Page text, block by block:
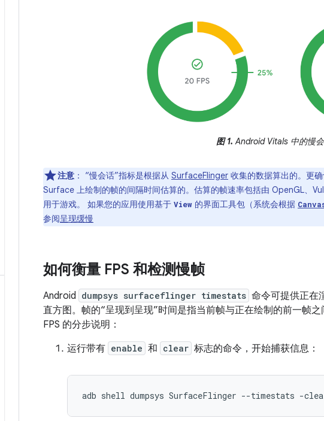
图 1. Android Vitals 中的慢会
注意 ： “慢会话”指标是根据从 SurfaceFlinger 收集的数据算出的。更
Surface 上绘制的帧的间隔时间估算的。估算的帧速率包括由 OpenGL、
用于游戏。 如果您的应用使用基于 View 的界面工具包（系统会根据
参阅呈现缓慢
如何衡量 FPS 和检测慢帧
Android dumpsys surfaceflinger timestats 命令可提供正在
直方图。帧的“呈现到呈现”时间是指当前帧与正在绘制的前一帧之
FPS 的分步说明：
运行带有 enable 和 clear 标志的命令，开始捕获信息：